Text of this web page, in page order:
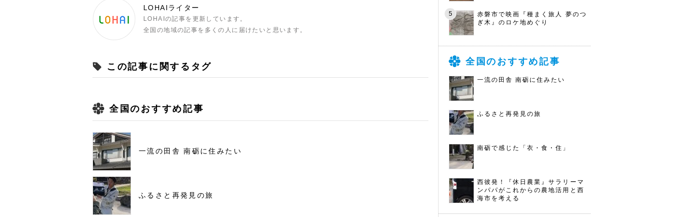
LOHAIライター
LOHAIの記事を更新しています。
全国の地域の記事を多くの人に届けたいと思います。
この記事に関するタグ
全国のおすすめ記事
一流の田舎 南砺に住みたい
ふるさと再発見の旅
赤磐市で映画『種まく旅人 夢のつ
ぎ木』のロケ地めぐり
全国のおすすめ記事
一流の田舎 南砺に住みたい
ふるさと再発見の旅
南砺で感じた「衣・食・住」
西彼発！『休日農業』サラリーマ
ンパパがこれからの農地活用と西
海市を考える